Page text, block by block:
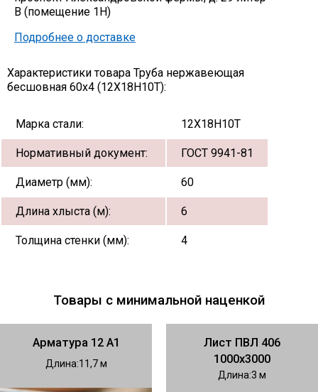
В (помещение 1Н)
Подробнее о доставке
Характеристики товара Труба нержавеющая
бесшовная 60х4 (12Х18Н10Т):
Марка стали: 12Х18Н10Т
Нормативный документ: ГОСТ 9941-81
Диаметр (мм): 60
Длина хлыста (м): 6
Толщина стенки (мм): 4
Товары с минимальной наценкой
Арматура 12 А1
Длина 11,7
Лист ПВЛ 406
1000х3000
Длина 3